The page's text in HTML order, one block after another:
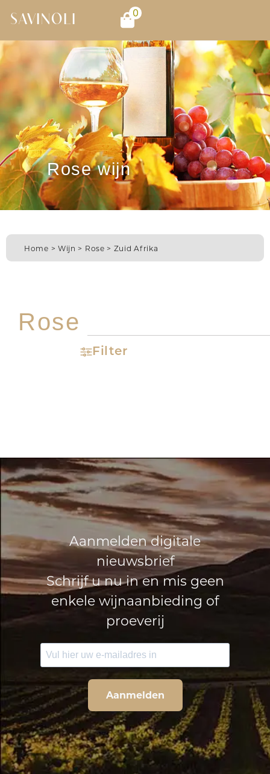
SAVINOLI 0
Rose wijn
Home > Wijn > Rose > Zuid Afrika
Rose
Filter
Aanmelden digitale
nieuwsbrief
Schrijf u nu in en mis geen
enkele wijnaanbieding of
proeverij
Aanmelden